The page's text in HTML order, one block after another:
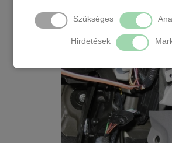
Szükséges
Hirdetések